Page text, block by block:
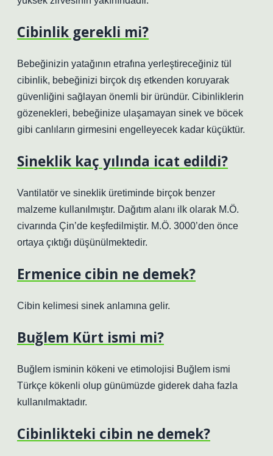
Cibinlik gerekli mi?
Bebeğinizin yatağının etrafına yerleştireceğiniz tül
cibinlik, bebeğinizi birçok dış etkenden koruyarak
güvenliğini sağlayan önemli bir üründür. Cibinliklerin
gözenekleri, bebeğinize ulaşamayan sinek ve böcek
gibi canlıların girmesini engelleyecek kadar küçüktür.
Sineklik kaç yılında icat edildi?
Vantilatör ve sineklik üretiminde birçok benzer
malzeme kullanılmıştır. Dağıtım alanı ilk olarak M.Ö.
civarında Çin’de keşfedilmiştir. M.Ö. 3000’den önce
ortaya çıktığı düşünülmektedir.
Ermenice cibin ne demek?
Cibin kelimesi sinek anlamına gelir.
Buğlem Kürt ismi mi?
Buğlem isminin kökeni ve etimolojisi Buğlem ismi
Türkçe kökenli olup günümüzde giderek daha fazla
kullanılmaktadır.
Cibinlikteki cibin ne demek?